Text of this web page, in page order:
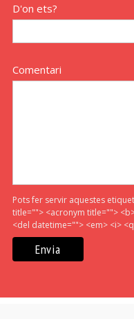
D'on ets?
Comentari
Pots fer servir aquestes
title=""> <acronym title="">
<del datetime=""> <em> <i>